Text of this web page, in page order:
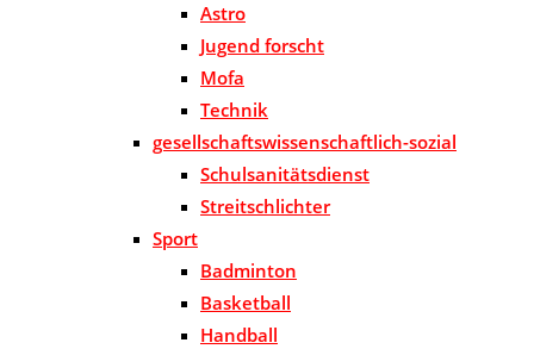
Astro
Jugend forscht
Mofa
Technik
gesellschaftswissenschaftlich-sozial
Schulsanitätsdienst
Streitschlichter
Sport
Badminton
Basketball
Handball